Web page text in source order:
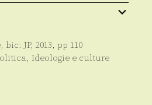
, bic: JP, 2013, pp 110
, Ideologie e culture